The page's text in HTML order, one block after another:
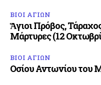
ΒΙΟΙ ΑΓΙΩΝ
Ἅγιοι Πρόβος,
Μάρτυρες (12
ΒΙΟΙ ΑΓΙΩΝ
Οσίου Αντωνίου του